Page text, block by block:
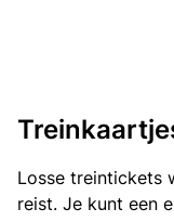
Losse treintickets
reist. Je kunt een